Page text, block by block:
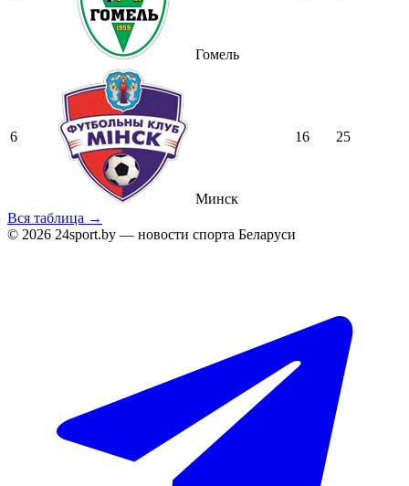
Гомель
6
Минск
16 25
Вся таблица →
© 2026 24sport.by — новости спорта Беларуси